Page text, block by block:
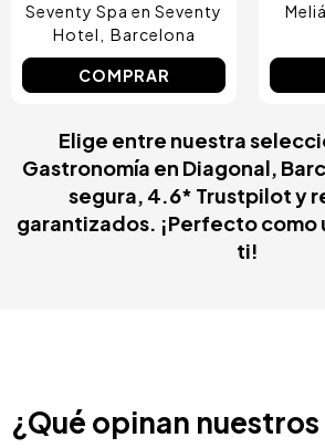
Seventy Spa en Seventy
Hotel
Barcelona
COMPRAR
Elige entre nuestra
Gastronomía en Diagonal,
segura, 4.6* Trustpilot y
garantizados. ¡Perfecto como
ti!
¿Qué opinan